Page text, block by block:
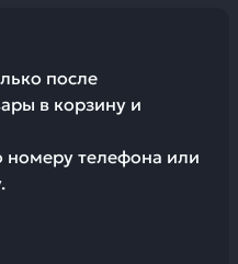
после
в корзину и
номеру телефона или